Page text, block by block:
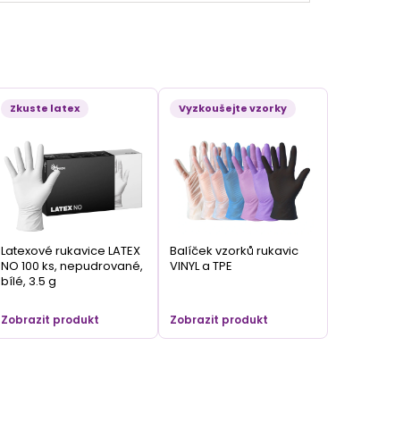
Zkuste latex
Latexové rukavice LATEX
NO 100 ks, nepudrované,
bílé, 3.5 g
Zobrazit produkt
Vyzkoušejte vzorky
Balíček vzorků rukavic
VINYL a TPE
Zobrazit produkt